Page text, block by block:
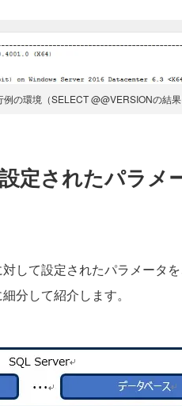
の環境（SELECT @@VERSIONの結果
定されたパラメ
して設定されたパラメータを
分して紹介します。